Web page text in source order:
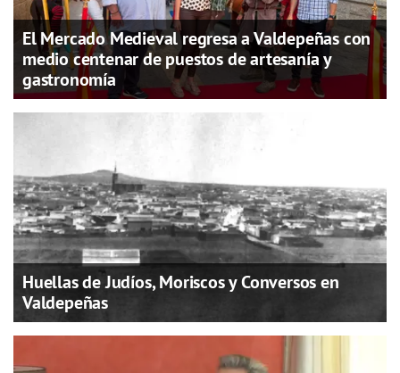
El Mercado Medieval regresa a Valdepeñas con
medio centenar de puestos de artesanía y
gastronomía
Huellas de Judíos, Moriscos y Conversos en
Valdepeñas